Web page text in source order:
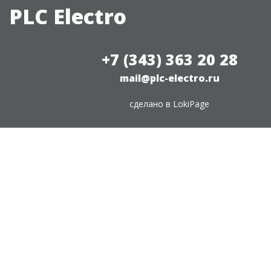
PLC Electro
+7 (343) 363 20 28
mail@plc-electro.ru
сделано в LokiPage